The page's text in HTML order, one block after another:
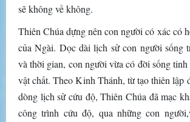
sẽ không về không.
Thiên Chúa dựng nên con người có xác có
của Ngài. Dọc dài lịch sử con người sống
và thời gian, con người vừa có đời sống
vật chất. Theo Kinh Thánh, từ tạo thiên lập
dòng lịch sử cứu độ, Thiên Chúa đã mạc
công trình cứu độ, qua những con